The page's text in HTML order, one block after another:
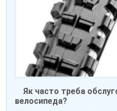
Як часто треба
велосипеда?